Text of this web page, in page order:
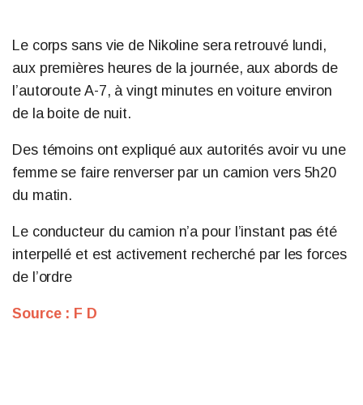
Le corps sans vie de Nikoline sera retrouvé lundi,
aux premières heures de la journée, aux abords de
l’autoroute A-7, à vingt minutes en voiture environ
de la boite de nuit.
Des témoins ont expliqué aux autorités avoir vu une
femme se faire renverser par un camion vers 5h20
du matin.
Le conducteur du camion n’a pour l’instant pas été
interpellé et est activement recherché par les forces
de l’ordre
Source : F D